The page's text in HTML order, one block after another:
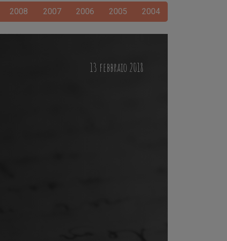
2008 2007 2006 2005 2004
13 febbraio 2018